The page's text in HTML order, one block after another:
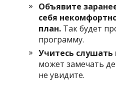
Объявите
себя
план. Так будет
программу.
Учитесь
может замечать
не увидите.